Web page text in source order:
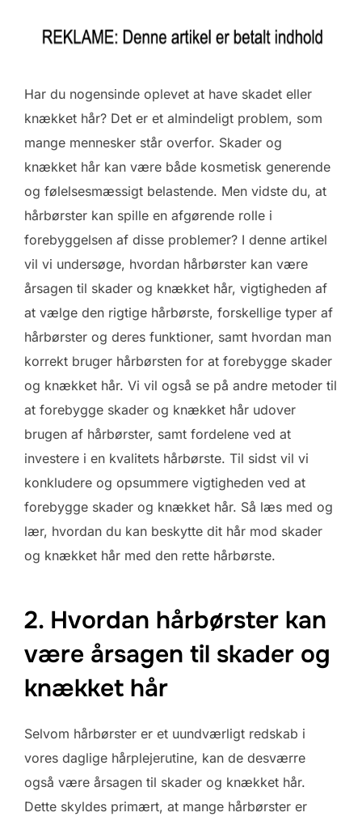
Har du nogensinde oplevet at have skadet eller
knækket hår? Det er et almindeligt problem, som
mange mennesker står overfor. Skader og
knækket hår kan være både kosmetisk generende
og følelsesmæssigt belastende. Men vidste du, at
hårbørster kan spille en afgørende rolle i
forebyggelsen af disse problemer? I denne artikel
vil vi undersøge, hvordan hårbørster kan være
årsagen til skader og knækket hår, vigtigheden af
at vælge den rigtige hårbørste, forskellige typer af
hårbørster og deres funktioner, samt hvordan man
korrekt bruger hårbørsten for at forebygge skader
og knækket hår. Vi vil også se på andre metoder til
at forebygge skader og knækket hår udover
brugen af hårbørster, samt fordelene ved at
investere i en kvalitets hårbørste. Til sidst vil vi
konkludere og opsummere vigtigheden ved at
forebygge skader og knækket hår. Så læs med og
lær, hvordan du kan beskytte dit hår mod skader
og knækket hår med den rette hårbørste.
2. Hvordan hårbørster kan
være årsagen til skader og
knækket hår
Selvom hårbørster er et uundværligt redskab i
vores daglige hårplejerutine, kan de desværre
også være årsagen til skader og knækket hår.
Dette skyldes primært, at mange hårbørster er